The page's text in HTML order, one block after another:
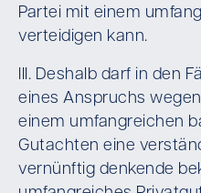
Partei mit einem
verteidigen kann.
III. Deshalb darf in den
eines Anspruchs
einem umfangreichen
Gutachten eine
vernünftig denkende